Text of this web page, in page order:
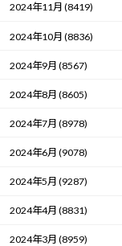
2024年11月 (8419)
2024年10月 (8836)
2024年9月 (8567)
2024年8月 (8605)
2024年7月 (8978)
2024年6月 (9078)
2024年5月 (9287)
2024年4月 (8831)
2024年3月 (8959)